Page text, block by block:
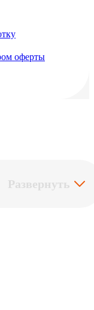
оферты
Развернуть